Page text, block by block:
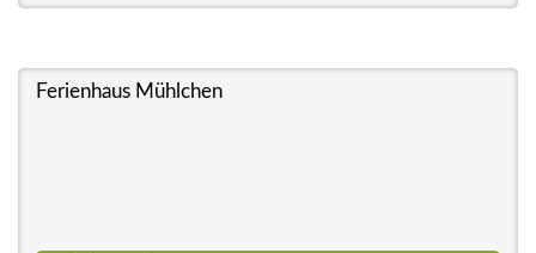
Ferienhaus Mühlchen